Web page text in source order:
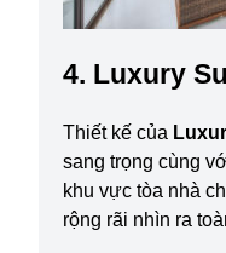
4. Luxury
Thiết kế của
sang trọng cùng
khu vực tòa nhà
rộng rãi nhìn ra